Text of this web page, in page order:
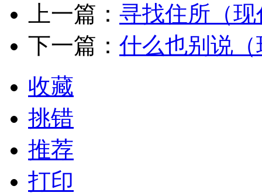
上一篇： 寻找住所（
下一篇： 什么也别说
收藏
挑错
推荐
打印